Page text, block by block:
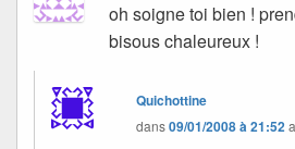
oh soigne toi bien !
bisous chaleureux !
Quichottine
dans09/01/2008 à 21:52